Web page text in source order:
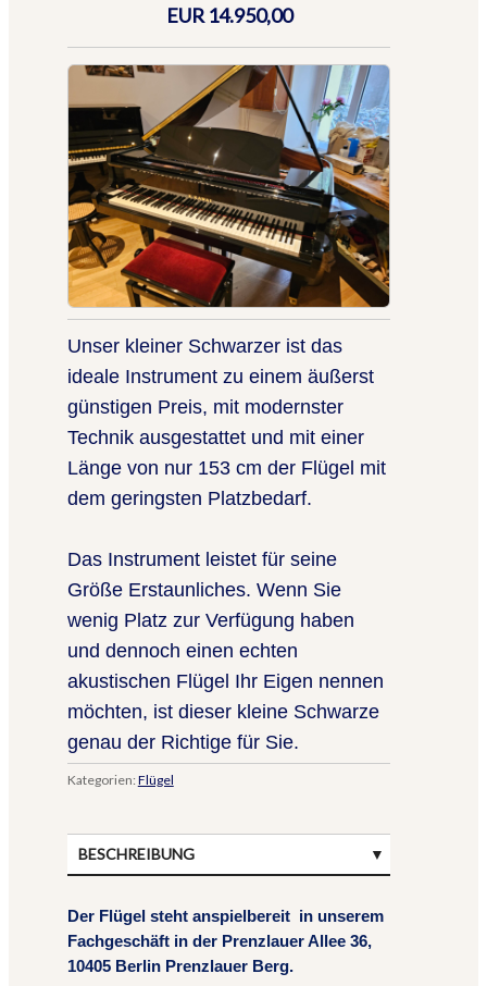
EUR 14.950,00
Unser kleiner Schwarzer ist das
ideale Instrument zu einem äußerst
günstigen Preis, mit modernster
Technik ausgestattet und mit einer
Länge von nur 153 cm der Flügel mit
dem geringsten Platzbedarf.
Das Instrument leistet für seine
Größe Erstaunliches. Wenn Sie
wenig Platz zur Verfügung haben
und dennoch einen echten
akustischen Flügel Ihr Eigen nennen
möchten, ist dieser kleine Schwarze
genau der Richtige für Sie.
Kategorien: Flügel
BESCHREIBUNG
Der Flügel steht anspielbereit in unserem
Fachgeschäft in der Prenzlauer Allee 36,
10405 Berlin Prenzlauer Berg.